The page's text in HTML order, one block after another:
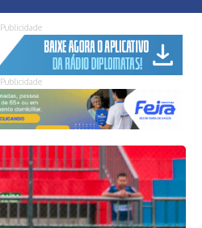
Publicidade
Publicidade